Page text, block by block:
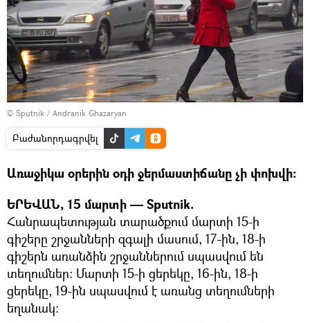
© Sputnik / Andranik Ghazaryan
Բաժանորդագրվել
Առաջիկա օրերին օդի ջերմաստիճանը չի փոխվի։
ԵՐԵՎԱՆ, 15 մարտի — Sputnik.
Հանրապետության տարածքում մարտի 15-ի
գիշերը շրջանների զգալի մասում, 17-ին, 18-ի
գիշերն առանձին շրջաններում սպասվում են
տեղումներ: Մարտի 15-ի ցերեկը, 16-ին, 18-ի
ցերեկը, 19-ին սպասվում է առանց տեղումների
եղանակ: